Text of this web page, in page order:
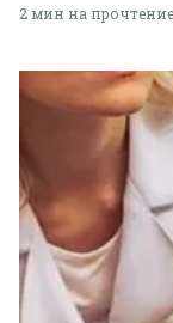
2 мин на прочтение